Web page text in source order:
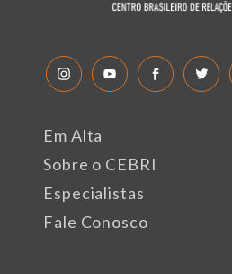
Em Alta
Sobre o CEBRI
Especialistas
Fale Conosco